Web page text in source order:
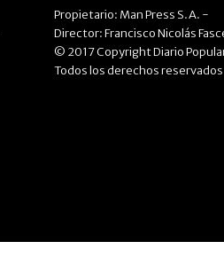
Propietario: Man Press S.A. -
Director: Francisco Nicolás
© 2017 Copyright Diario
Todos los derechos reservados